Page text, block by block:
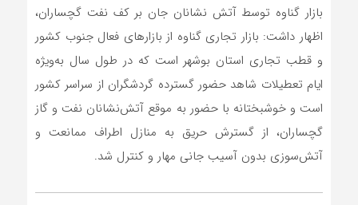
بازار گناوه توسط آتش نشانان جان بر کف نفت گچساران،
اظهار داشت: بازار تجاری گناوه از بازارهای فعال جنوب کشور
و قطب تجاری استان بوشهر است که در طول سال به‌ویژه
ایام تعطیلات شاهد حضور گسترده گردشگران از سراسر کشور
است و خوشبختانه با حضور به موقع آتش‌نشانان نفت و گاز
گچساران، از گسترش حریق به منازل اطراف ممانعت و
آتش‌سوزی بدون آسیب جانی مهار و کنترل شد.